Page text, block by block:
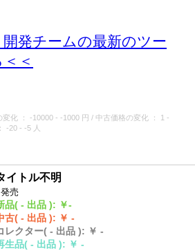
発チームの最新のツー
＜
変化 ： -10000 - -1000 円 / 中古価格の変化
： 1 -
： -20 - -5 人
イトル不明
売
品( - 出品 ): ￥-
古( - 出品 ): ￥ -
レクター( - 出品 ): ￥ -
生品( - 出品 ): ￥ -